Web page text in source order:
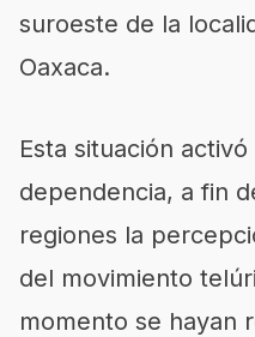
suroeste de la
Oaxaca.
Esta situación
dependencia, a fin
regiones la
del movimiento
momento se hayan